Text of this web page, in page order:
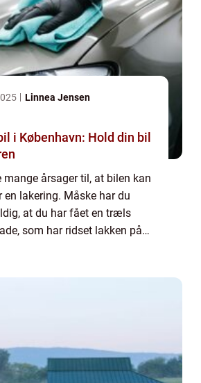
Linnea Jensen
i København: Hold din bil
mange årsager til, at bilen kan
en lakering. Måske har du
at du har fået en træls
som har ridset lakken på